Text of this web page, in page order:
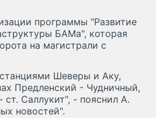
программы "Развитие
БАМа", которая
на магистрали с
Шеверы и Аку,
Предленский - Чудничный,
Саллукит", - пояснил А.
новостей".